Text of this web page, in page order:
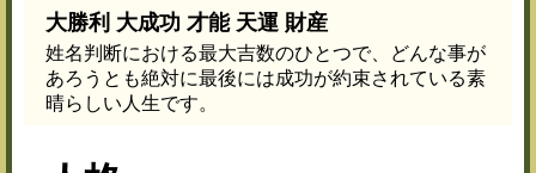
大勝利 大成功 才能 天運 財産
姓名判断における最大吉数のひとつで、どんな事が
あろうとも絶対に最後には成功が約束されている素
晴らしい人生です。